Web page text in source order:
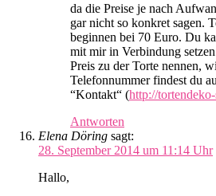
da die Preise je nach
gar nicht so konkret sagen.
beginnen bei 70 Euro. Du
mit mir in Verbindung
Preis zu der Torte nennen,
Telefonnummer findest du
“Kontakt“ (http://
Antworten
Elena Döring sagt:
28. September 2014 um 11:14 Uhr
Hallo,